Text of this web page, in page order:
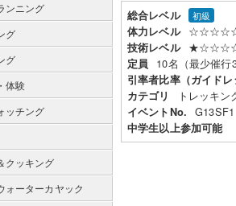
総合レベル 初級
体力レベル
技術レベル
定員 10名（最少催行3
引率者比率（ガイドレ
カテゴリ トレッキン
イベントNo. G13SF1
中学生以上参加可能
ンニング
グ
グ
体験
ッチング
クッキング
ォーターカヤック